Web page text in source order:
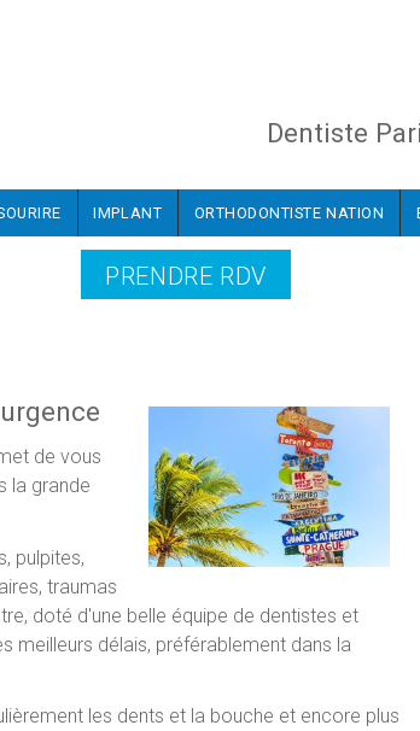
Dentiste
IMPLANT ORTHODONTISTE NATION
PRENDRE RDV
de vous
la grande
pulpites,
traumas
doté d'une belle équipe de dentistes et
meilleurs délais, préférablement dans la
les dents et la bouche et encore plus